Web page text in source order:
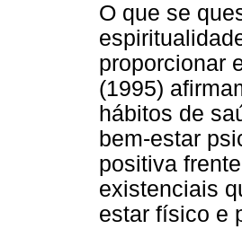
O que se
proporcionar
(1995)
hábitos de
bem-estar
positiva
existenciais
estar físico e